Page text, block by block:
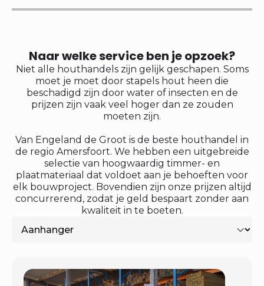
Naar welke service ben je opzoek?
Niet alle houthandels zijn gelijk geschapen. Soms
moet je moet door stapels hout heen die
beschadigd zijn door water of insecten en de
prijzen zijn vaak veel hoger dan ze zouden
moeten zijn.
Van Engeland de Groot is de beste houthandel in
de regio Amersfoort. We hebben een uitgebreide
selectie van hoogwaardig timmer- en
plaatmateriaal dat voldoet aan je behoeften voor
elk bouwproject. Bovendien zijn onze prijzen altijd
concurrerend, zodat je geld bespaart zonder aan
kwaliteit in te boeten.